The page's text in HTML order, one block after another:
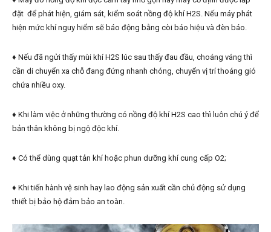
đặt để phát hiện, giám sát, kiểm soát nồng độ khí H2S. Nếu máy phát
hiện mức khí nguy hiểm sẽ báo động bằng còi báo hiệu và đèn báo.
♦ Nếu đã ngửi thấy mùi khí H2S lúc sau thấy đau đầu, choáng váng thì
cần di chuyển xa chỗ đang đứng nhanh chóng, chuyển vị trí thoáng gió
chứa nhiều oxy.
♦ Khi làm việc ở những thường có nồng độ khí H2S cao thì luôn chú ý để
bản thân không bị ngộ độc khí.
♦ Có thể dùng quạt tản khí hoặc phun dưỡng khí cung cấp O2;
♦ Khi tiến hành vệ sinh hay lao động sản xuất cần chủ động sử dụng
thiết bị bảo hộ đảm bảo an toàn.